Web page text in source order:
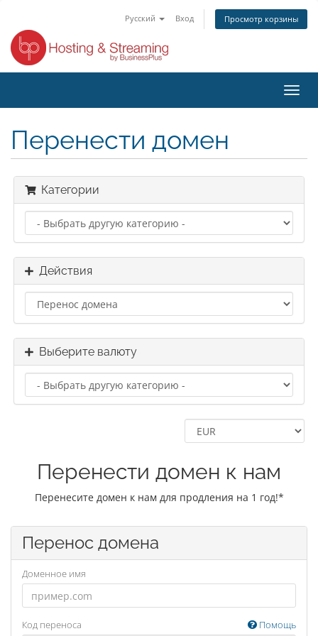
Русский Вход Просмотр корзины
Перенести домен
Категории
Действия
Выберите валюту
Перенести домен к нам
Перенесите домен к нам для продления на 1 год!*
Перенос домена
Доменное имя
Код переноса Помощь